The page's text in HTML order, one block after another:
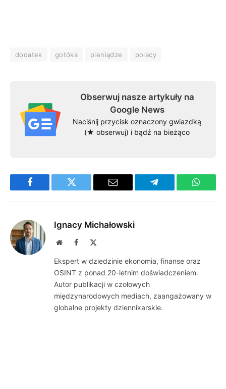
dodatek gotóka pieniądze polacy
Obserwuj nasze artykuły na
Google News
Naciśnij przycisk oznaczony gwiazdką
(★ obserwuj) i bądź na bieżąco
Facebook Twitter Email Telegram
Ignacy Michałowski
WebsiteFacebook
Ekspert w dziedzinie ekonomia, finanse oraz
OSINT z ponad 20-letnim doświadczeniem.
Autor publikacji w czołowych
międzynarodowych mediach, zaangażowany w
globalne projekty dziennikarskie.